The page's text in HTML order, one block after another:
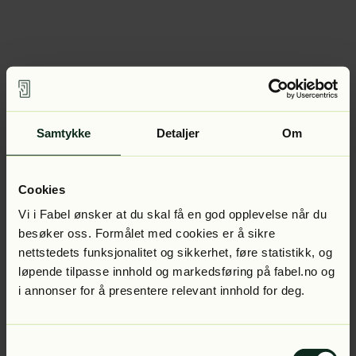
Samtykke Detaljer Om
Cookies
Vi i Fabel ønsker at du skal få en god opplevelse når du
besøker oss. Formålet med cookies er å sikre
nettstedets funksjonalitet og sikkerhet, føre statistikk, og
løpende tilpasse innhold og markedsføring på fabel.no og
i annonser for å presentere relevant innhold for deg.